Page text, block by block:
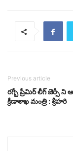
Previous article
రగ్బీ ప్రీమిర్ లీగ్ జెర్సీ ని
క్రీడాశాఖ మంత్రి : శ్రీహరి